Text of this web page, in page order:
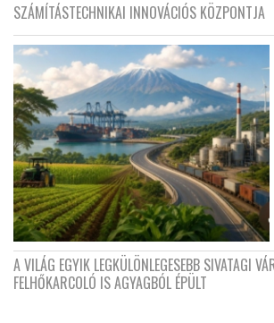
SZÁMÍTÁSTECHNIKAI INNOVÁCIÓS KÖZPONTJA
A VILÁG EGYIK LEGKÜLÖNLEGESEBB SIVATAGI
FELHŐKARCOLÓ IS AGYAGBÓL ÉPÜLT